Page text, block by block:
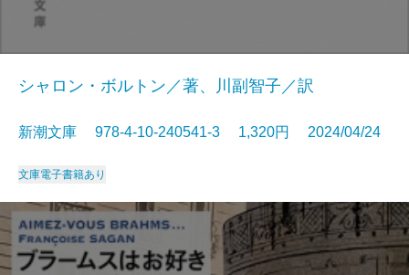
シャロン・ボルトン／著、川副智子／訳
新潮文庫 978-4-10-240541-3 1,320円 2024/04/24
文庫電子書籍あり